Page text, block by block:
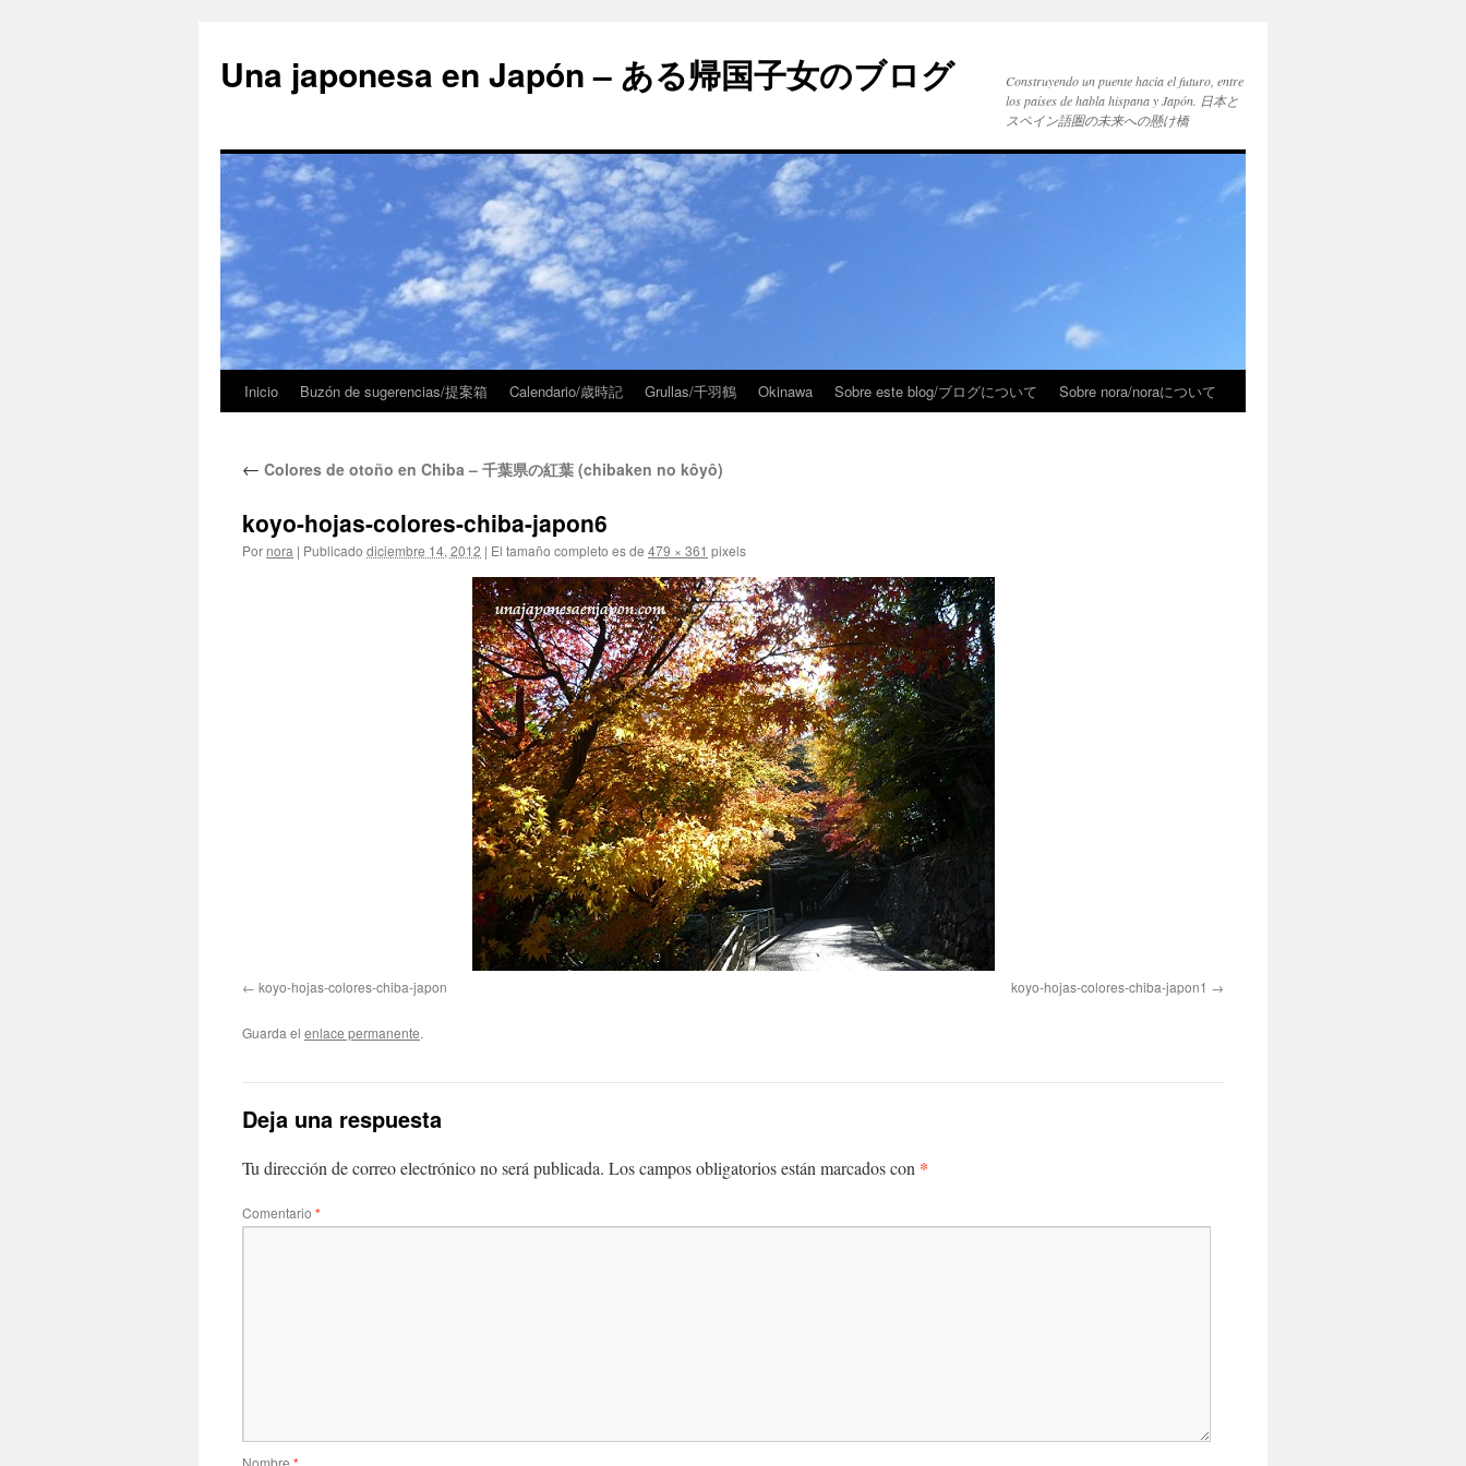
Una japonesa en Japón – ある帰国子女のブログ
Construyendo un puente hacia el futuro, entre
los países de habla hispana y Japón. 日本と
スペイン語圏の未来への懸け橋
Inicio Buzón de sugerencias/提案箱 Calendario/歳時記 Grullas/千羽鶴 Okinawa Sobre este blog/ブログについて Sobre nora/noraについて
← Colores de otoño en Chiba – 千葉県の紅葉 (chibaken no kôyô)
koyo-hojas-colores-chiba-japon6
Por nora | Publicado diciembre 14, 2012 | El tamaño completo es de 479 × 361 pixels
koyo-hojas-colores-chiba-japon koyo-hojas-colores-chiba-japon1
Guarda el enlace permanente.
Deja una respuesta
Tu dirección de correo electrónico no será publicada. Los campos obligatorios están marcados con *
Comentario *
Nombre